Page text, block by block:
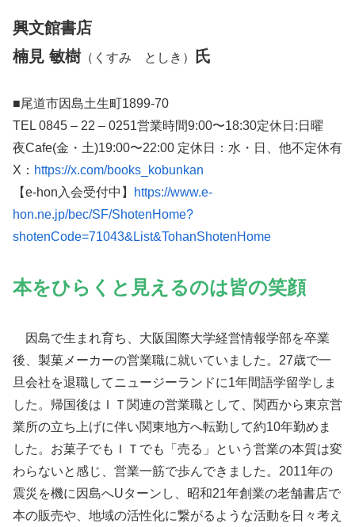
興文館書店
楠見 敏樹（くすみ としき） 氏
■尾道市因島土生町1899-70
TEL 0845 – 22 – 0251営業時間9:00〜18:30定休日:日曜
夜Cafe(金・土)19:00〜22:00 定休日：水・日、他不定休有
X： https://x.com/books_kobunkan
【e-hon入会受付中】
https://www.e-
hon.ne.jp/bec/SF/ShotenHome?
shotenCode=71043&List&TohanShotenHome
本をひらくと見えるのは皆の笑顔
因島で生まれ育ち、大阪国際大学経営情報学部を卒業
後、製菓メーカーの営業職に就いていました。27歳で一
旦会社を退職してニュージーランドに1年間語学留学しま
した。帰国後はＩＴ関連の営業職として、関西から東京営
業所の立ち上げに伴い関東地方へ転勤して約10年勤めま
した。お菓子でもＩＴでも「売る」という営業の本質は変
わらないと感じ、営業一筋で歩んできました。2011年の
震災を機に因島へUターンし、昭和21年創業の老舗書店で
本の販売や、地域の活性化に繋がるような活動を日々考え